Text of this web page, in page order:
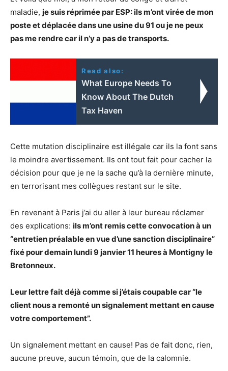
maladie, je suis réprimée par ESP: ils m’ont virée de mon
poste et déplacée dans une usine du 91 ou je ne peux
pas me rendre car il n’y a pas de transports.
Read also:
What Europe Needs To
Know About The Dutch
Tax Haven
Cette mutation disciplinaire est illégale car ils la font sans
le moindre avertissement. Ils ont tout fait pour cacher la
décision pour que je ne la sache qu’à la dernière minute,
en terrorisant mes collègues restant sur le site.
En revenant à Paris j’ai du aller à leur bureau réclamer
des explications: ils m’ont remis cette convocation à un
“entretien préalable en vue d’une sanction disciplinaire”
fixé pour demain lundi 9 janvier 11 heures à Montigny le
Bretonneux.
Leur lettre fait déjà comme si j’étais coupable car “le
client nous a remonté un signalement mettant en cause
votre comportement”.
Un signalement mettant en cause! Pas de fait donc, rien,
aucune preuve, aucun témoin, que de la calomnie.